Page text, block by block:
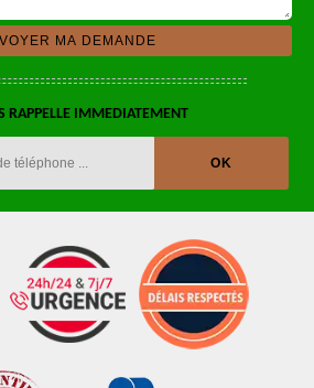
RAPPELLE IMMEDIATEMENT